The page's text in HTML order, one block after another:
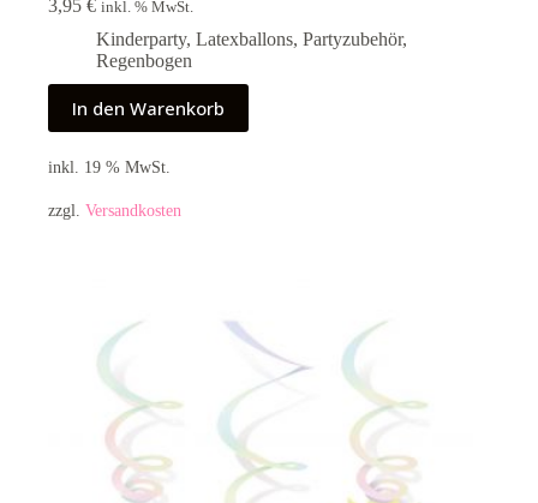
3,95 € inkl. % MwSt.
Kinderparty, Latexballons, Partyzubehör,
Regenbogen
In den Warenkorb
inkl. 19 % MwSt.
zzgl. Versandkosten